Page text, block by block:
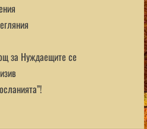
за Нуждаещите се